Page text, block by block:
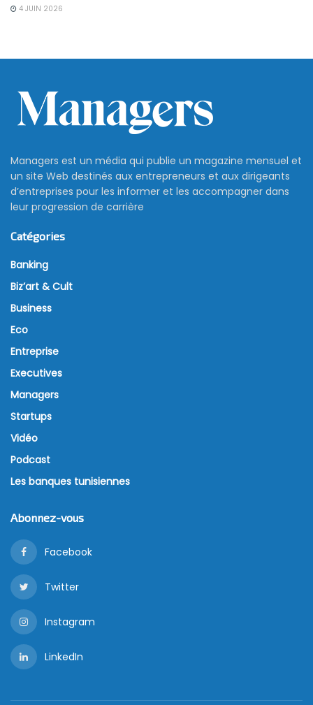
4 JUIN 2026
Managers est un média qui publie un magazine mensuel et
un site Web destinés aux entrepreneurs et aux dirigeants
d’entreprises pour les informer et les accompagner dans
leur progression de carrière
Catégories
Banking
Biz’art & Cult
Business
Eco
Entreprise
Executives
Managers
Startups
Vidéo
Podcast
Les banques tunisiennes
Abonnez-vous
Facebook
Twitter
Instagram
LinkedIn